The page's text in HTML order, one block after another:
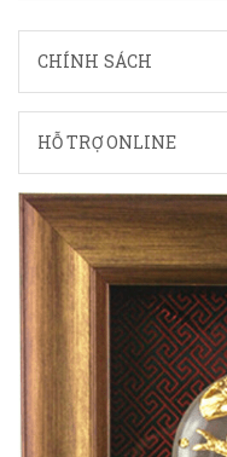
CHÍNH SÁCH
HỖ TRỢ ONLINE